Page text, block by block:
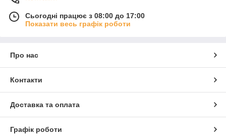
Сьогодні працює з 08:00 до 17:00
Показати весь графік роботи
Про нас
Контакти
Доставка та оплата
Графік роботи